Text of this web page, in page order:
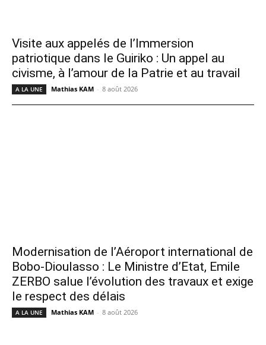
Visite aux appelés de l’Immersion
patriotique dans le Guiriko : Un appel au
civisme, à l’amour de la Patrie et au travail
A LA UNE Mathias KAM - 8 août 2026
Modernisation de l’Aéroport international de
Bobo-Dioulasso : Le Ministre d’Etat, Emile
ZERBO salue l’évolution des travaux et exige
le respect des délais
A LA UNE Mathias KAM - 8 août 2026